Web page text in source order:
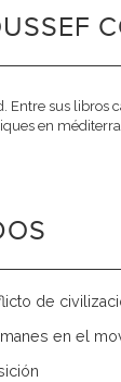
Entre sus libros
en
de
en el